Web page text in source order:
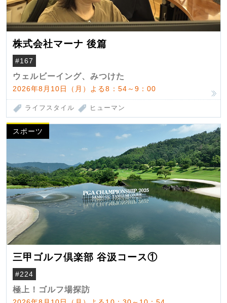
株式会社マーナ 後篇
#167
ウェルビーイング、みつけた
2026年8月10日（月）よる8：54～9：00
ライフスタイル ヒューマン
スポーツ
三甲ゴルフ倶楽部 谷汲コース①
#224
極上！ゴルフ場探訪